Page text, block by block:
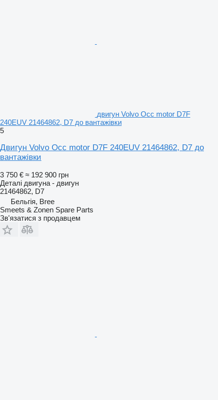
двигун Volvo Occ motor D7F
240EUV 21464862, D7 до вантажівки
5
Двигун Volvo Occ motor D7F 240EUV 21464862, D7 до
вантажівки
3 750 € ≈ 192 900 грн
Деталі двигуна - двигун
21464862, D7
Бельгія, Bree
Smeets & Zonen Spare Parts
Зв'язатися з продавцем